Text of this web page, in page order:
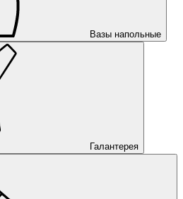
Вазы напольные
Галантерея